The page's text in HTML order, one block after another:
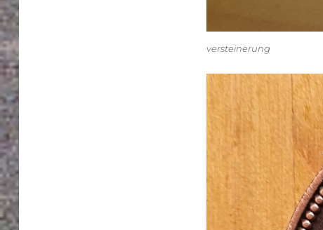
versteinerung